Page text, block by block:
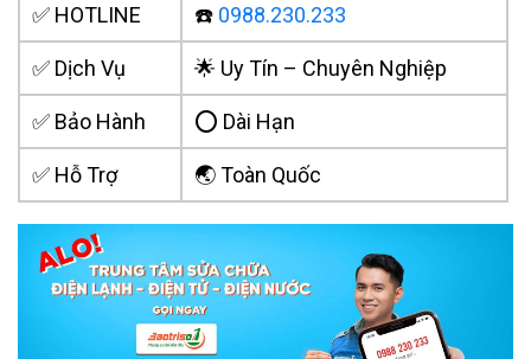
✅ HOTLINE ☎️ 0988.230.233
✅ Dịch Vụ 🌟 Uy Tín – Chuyên Nghiệp
✅ Bảo Hành ⭕ Dài Hạn
✅ Hỗ Trợ 🌏 Toàn Quốc